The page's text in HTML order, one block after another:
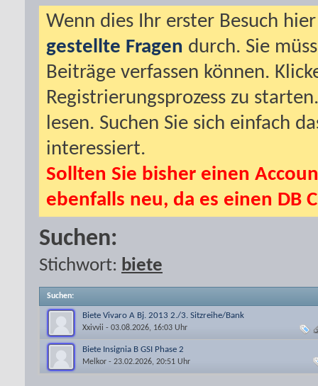
Wenn dies Ihr erster Besuch
gestellte Fragen durch. Sie
Beiträge verfassen können.
Registrierungsprozess zu
lesen. Suchen Sie sich einfach
interessiert.
Sollten Sie bisher einen
ebenfalls neu, da es einen DB
Suchen:
Stichwort: biete
Suchen:
Biete Vivaro A Bj. 2013 2./3. Sitzreihe/Bank
Xxivvii - 03.08.2026, 16:03 Uhr
Biete Insignia B GSI Phase 2
Melkor - 23.02.2026, 20:51 Uhr